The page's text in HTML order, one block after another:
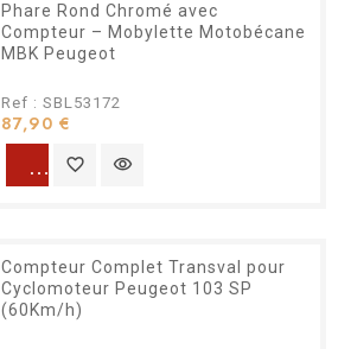
Phare Rond Chromé avec
Compteur – Mobylette Motobécane
MBK Peugeot
Ref : SBL53172
87,90 €
favorite_border visibility
Compteur Complet Transval pour
Cyclomoteur Peugeot 103 SP
(60Km/h)